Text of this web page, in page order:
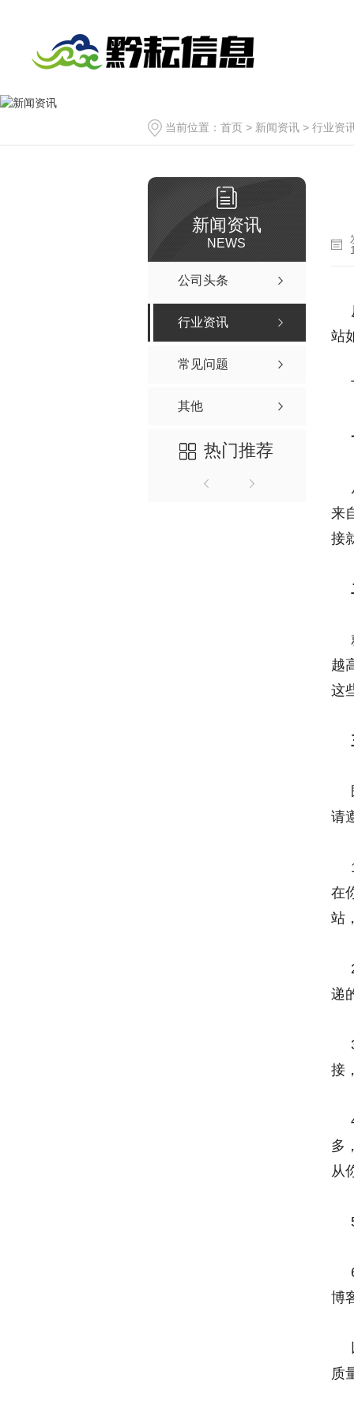
当前位置： 首页 > 新闻资讯 > 行业资
新闻资讯
NEWS
公司头条
行业资讯
常见问题
其他
热门推荐
站
来
接
越
这
请
在
站
递
接
多
从
博
质